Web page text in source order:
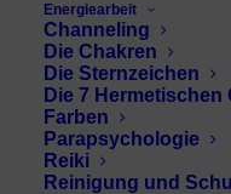
Energiearbeit
Channeling
Die Chakren
Die Sternzeichen
Die 7 Hermetischen
Farben
Parapsychologie
Reiki
Reinigung und
rosa